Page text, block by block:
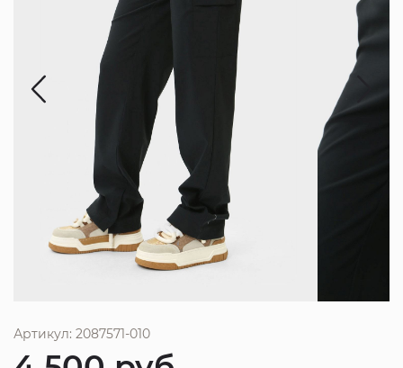
Артикул: 2087571-010